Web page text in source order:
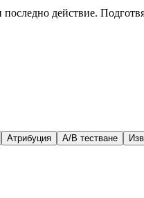
действие.
Атрибуция A/B тестване